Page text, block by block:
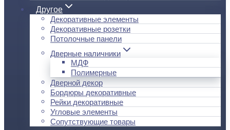
Другое
Декоративные элементы
Декоративные розетки
Потолочные панели
Дверные наличники
МДФ
Полимерные
Дверной декор
Бордюры декоративные
Рейки декоративные
Угловые элементы
Сопутствующие товары